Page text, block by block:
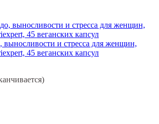
и стресса для женщин,
45 веганских капсул